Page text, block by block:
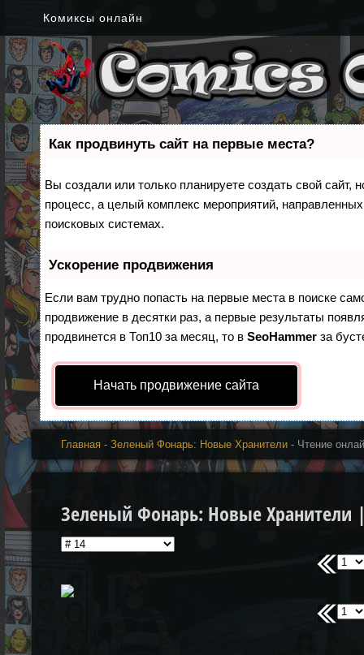
Комиксы онлайн
Как продвинуть сайт на первые места?
Вы создали или только планируете создать свой сайт,
процесс, а целый комплекс мероприятий,
поисковых системах.
Ускорение продвижения
Если вам трудно попасть на первые места в поиске
продвижение в десятки раз, а первые результаты
продвинется в Топ10 за месяц, то вSeoHammer за
Начать продвижение сайта
Главная -Зеленый Фонарь: Новые Хранители - Чтение
Зеленый Фонарь: Новые Хранители